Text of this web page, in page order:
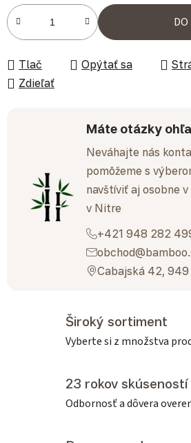
Jednotková cena:
Tlač Opýtať sa
Zdieľať
Máte otázky
Neváhajte nás
pomôžeme s
navštíviť aj osobne
v Nitre
+421 948 282
Cabajská 42,
Široký sortiment
Vyberte si z množstva
23 rokov skúseností
Odbornosť a dôvera